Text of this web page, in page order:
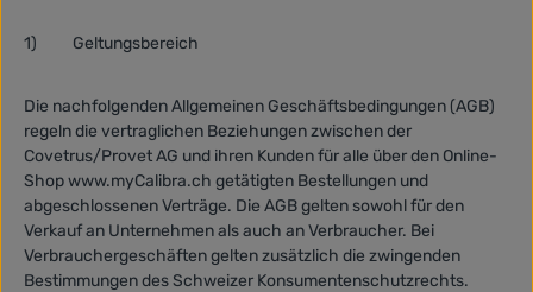
1) Geltungsbereich
Die nachfolgenden Allgemeinen Geschäftsbedingungen (AGB)
regeln die vertraglichen Beziehungen zwischen der
Covetrus/Provet AG und ihren Kunden für alle über den Online-
Shop www.myCalibra.ch getätigten Bestellungen und
abgeschlossenen Verträge. Die AGB gelten sowohl für den
Verkauf an Unternehmen als auch an Verbraucher. Bei
Verbrauchergeschäften gelten zusätzlich die zwingenden
Bestimmungen des Schweizer Konsumentenschutzrechts.